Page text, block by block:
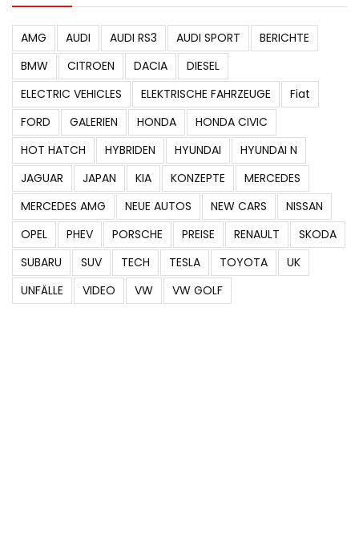
AMG AUDI AUDI RS3 AUDI SPORT
BERICHTE
BMW
CITROEN DACIA
DIESEL
ELECTRIC VEHICLES
ELEKTRISCHE FAHRZEUGE
Fiat
FORD
GALERIEN HONDA
HONDA CIVIC
HOT HATCH
HYBRIDEN HYUNDAI
HYUNDAI N
JAGUAR
JAPAN KIA KONZEPTE
MERCEDES
MERCEDES AMG
NEUE AUTOS NEW CARS
NISSAN
OPEL
PHEV PORSCHE PREISE RENAULT
SKODA
SUBARU
SUV TECH TESLA TOYOTA
UK
UNFÄLLE
VIDEO VW VW GOLF